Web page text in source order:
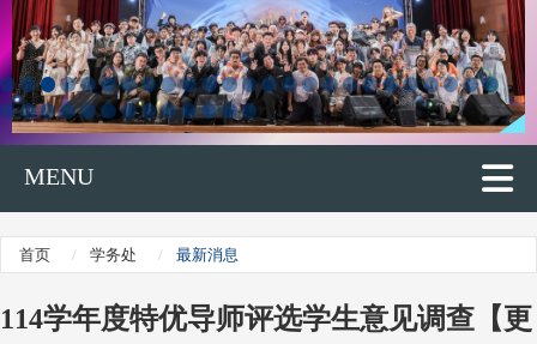
MENU
首页 学务处 最新消息
114学年度特优导师评选学生意见调查【更